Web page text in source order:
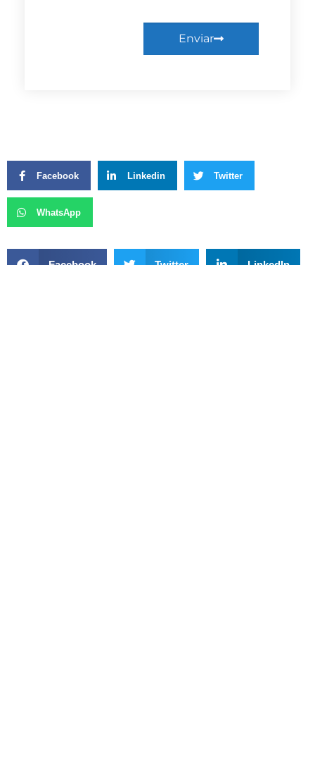
Enviar
Facebook Linkedin Twitter
WhatsApp
Facebook Twitter LinkedIn